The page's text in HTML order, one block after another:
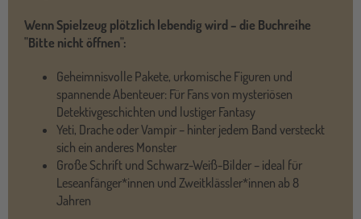
Wenn Spielzeug plötzlich lebendig wird – die Buchreihe
"Bitte nicht öffnen":
Geheimnisvolle Pakete, urkomische Figuren und
spannende Abenteuer: Für Fans von mysteriösen
Detektivgeschichten und lustiger Fantasy
Yeti, Drache oder Vampir – hinter jedem Band versteckt
sich ein anderes Monster
Große Schrift und Schwarz-Weiß-Bilder – ideal für
Leseanfänger*innen und Zweitklässler*innen ab 8
Jahren